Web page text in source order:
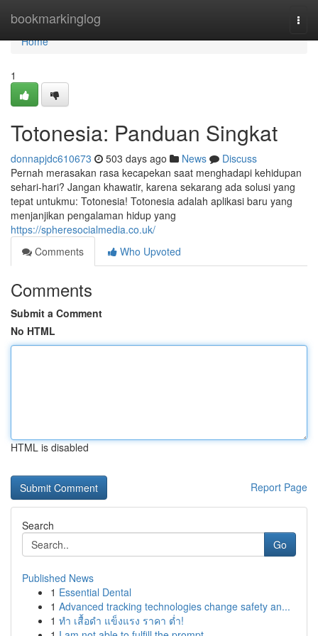
bookmarkinglog
Home
Home
1
Totonesia: Panduan Singkat
donnapjdc610673 503 days ago News
Discuss
Pernah merasakan rasa kecapekan saat menghadapi kehidupan
sehari-hari? Jangan khawatir, karena sekarang ada solusi yang
tepat untukmu: Totonesia! Totonesia adalah aplikasi baru yang
menjanjikan pengalaman hidup yang
https://spheresocialmedia.co.uk/
Comments
Who Upvoted
Comments
Submit a Comment
No HTML
HTML is disabled
Report Page
Search
Go
Published News
1 Essential Dental
1 Advanced tracking technologies change safety an...
1 ทำ เสื้อดำ แข็งแรง ราคา ต่ำ!